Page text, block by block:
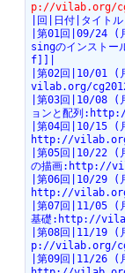
p://vilab.org/
|回|日付|タイト
|第01回|09/24 (
singのインスト
f]]|
|第02回|10/01 (
vilab.org/
|第03回|10/08 (
ョンと配列
|第04回|10/15 (
http://vilab.org/
|第05回|10/22 (
の描画:http://
|第06回|10/29 (
http://vilab.org/
|第07回|11/05 (
基礎:http://
|第08回|11/19 (
p://vilab.org/
|第09回|11/26 (